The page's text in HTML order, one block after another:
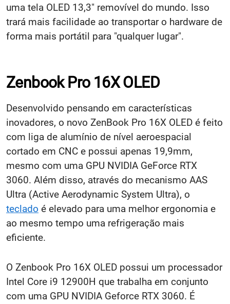
uma tela OLED 13,3" removível do mundo. Isso
trará mais facilidade ao transportar o hardware de
forma mais portátil para "qualquer lugar".
Zenbook Pro 16X OLED
Desenvolvido pensando em características
inovadores, o novo ZenBook Pro 16X OLED é feito
com liga de alumínio de nível aeroespacial
cortado em CNC e possui apenas 19,9mm,
mesmo com uma GPU NVIDIA GeForce RTX
3060. Além disso, através do mecanismo AAS
Ultra (Active Aerodynamic System Ultra), o
teclado é elevado para uma melhor ergonomia e
ao mesmo tempo uma refrigeração mais
eficiente.
O Zenbook Pro 16X OLED possui um processador
Intel Core i9 12900H que trabalha em conjunto
com uma GPU NVIDIA Geforce RTX 3060. É